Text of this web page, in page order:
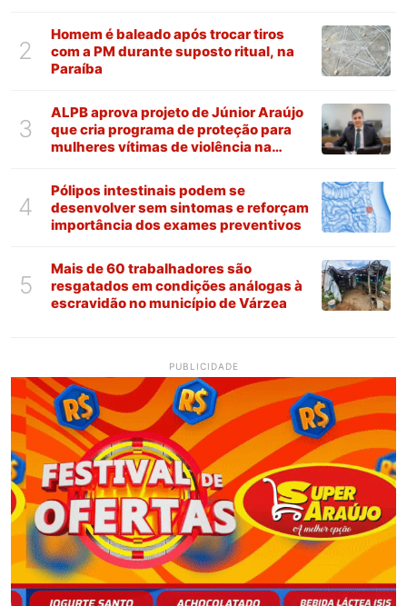
2
Homem é baleado após trocar tiros
com a PM durante suposto ritual, na
Paraíba
3
ALPB aprova projeto de Júnior Araújo
que cria programa de proteção para
mulheres vítimas de violência na
4
Pólipos intestinais podem se
desenvolver sem sintomas e reforçam
importância dos exames preventivos
5
Mais de 60 trabalhadores são
resgatados em condições análogas à
escravidão no município de Várzea
PUBLICIDADE